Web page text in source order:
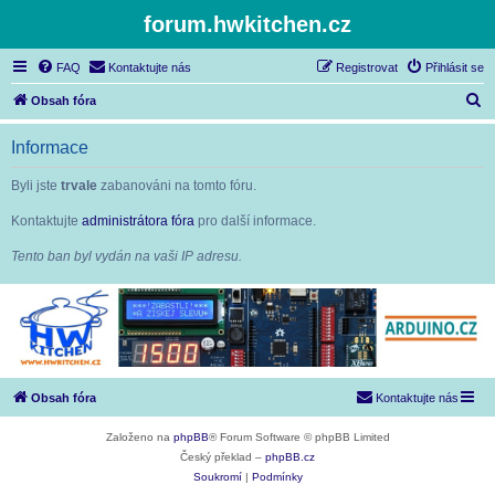
forum.hwkitchen.cz
FAQ Kontaktujte nás Přihlásit se
Registrovat
Obsah fóra
l
Informace
Byli jste trvale zabanováni na tomto fóru.
Kontaktujte administrátora fóra pro další informace.
Tento ban byl vydán na vaši IP adresu.
Obsah fóra Kontaktujte nás
Založeno na phpBB® Forum Software © phpBB Limited
Český překlad – phpBB.cz
Soukromí
Podmínky